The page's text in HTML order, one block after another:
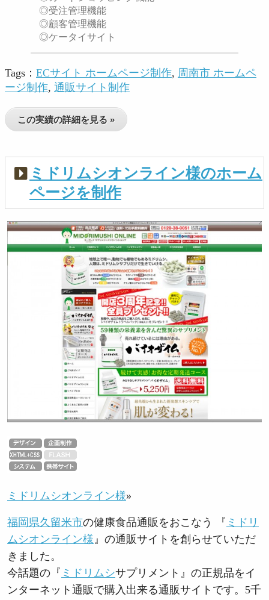
◎受注管理機能
◎顧客管理機能
◎ケータイサイト
Tags： ECサイト ホームページ制作, 周南市 ホームペ
ージ制作, 通販サイト制作
この実績の詳細を見る »
ミドリムシオンライン様のホーム
ページを制作
ミドリムシオンライン様»
福岡県久留米市の健康食品通販をおこなう 『 ミドリ
ムシオンライン様』の通販サイトを創らせていただ
きました。
今話題の『 ミドリムシサプリメント』の正規品をイ
ンターネット通販で購入出来る通販サイトです。5千